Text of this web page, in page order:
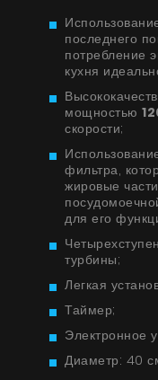
последнего
потребление
кухня
мощностью
скорости;
фильтра,
жировые
для его
турбины;
Легкая
Таймер;
Электронное
Диаметр: 40